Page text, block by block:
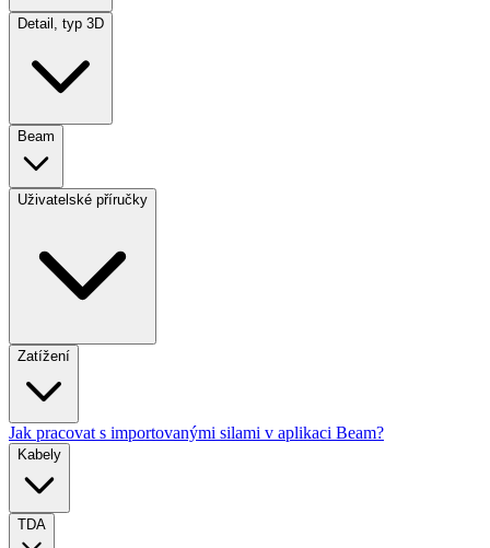
Detail, typ 3D
Beam
Uživatelské příručky
Zatížení
Jak pracovat s importovanými silami v aplikaci Beam?
Kabely
TDA